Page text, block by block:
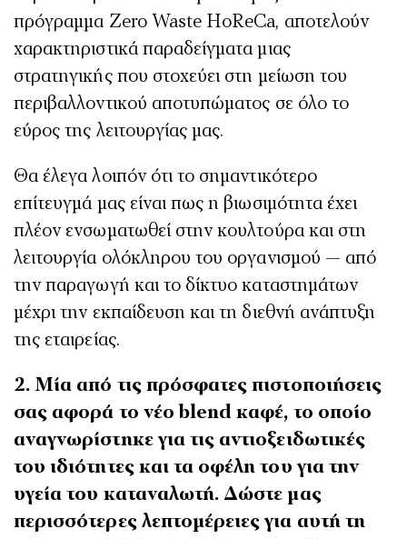
πρόγραμμα Zero Waste HoReCa, αποτελούν
χαρακτηριστικά παραδείγματα μιας
στρατηγικής που στοχεύει στη μείωση του
περιβαλλοντικού αποτυπώματος σε όλο το
εύρος της λειτουργίας μας.
Θα έλεγα λοιπόν ότι το σημαντικότερο
επίτευγμά μας είναι πως η βιωσιμότητα έχει
πλέον ενσωματωθεί στην κουλτούρα και στη
λειτουργία ολόκληρου του οργανισμού — από
την παραγωγή και το δίκτυο καταστημάτων
μέχρι την εκπαίδευση και τη διεθνή ανάπτυξη
της εταιρείας.
2. Μία από τις πρόσφατες πιστοποιήσεις
σας αφορά το νέο blend καφέ, το οποίο
αναγνωρίστηκε για τις αντιοξειδωτικές
του ιδιότητες και τα οφέλη του για την
υγεία του καταναλωτή. Δώστε μας
περισσότερες λεπτομέρειες για αυτή τη